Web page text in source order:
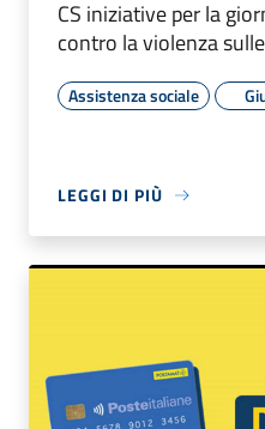
CS iniziative per la
contro la violenza
Assistenza sociale
LEGGI DI PIÙ